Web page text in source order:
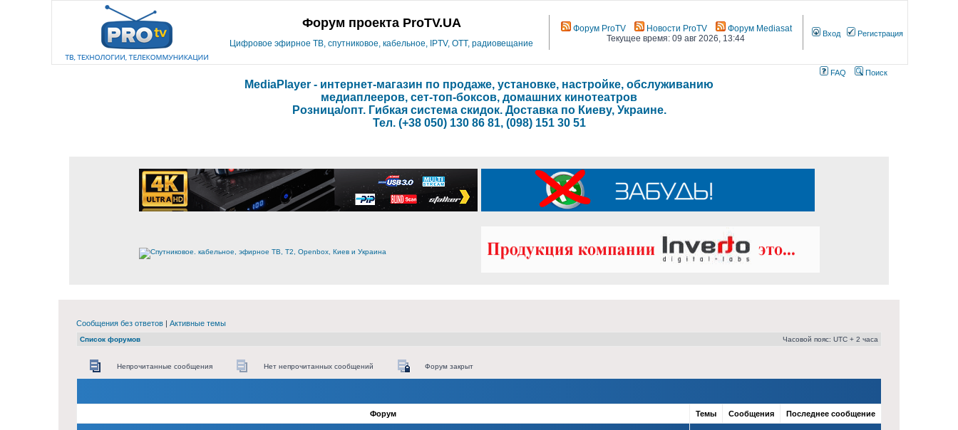
Форум проекта ProTV.UA
Цифровое эфирное ТВ, спутниковое, кабельное, IPTV, OTT, радиовещание
Форум ProTV Новости ProTV
Форум Mediasat
Текущее время: 09 авг 2026, 13:44
Вход Регистрация
FAQ Поиск
MediaPlayer - интернет-магазин по продаже, установке, настройке, обслуживанию
медиаплееров, сет-топ-боксов, домашних кинотеатров
Розница/опт. Гибкая система скидок. Доставка по Киеву, Украине.
Тел. (+38 050) 130 86 81, (098) 151 30 51
Сообщения без ответов | Активные темы
Список форумов Часовой пояс: UTC + 2 часа
Непрочитанные сообщения Нет непрочитанных сообщений Форум закрыт
Форум Темы Сообщения Последнее сообщение